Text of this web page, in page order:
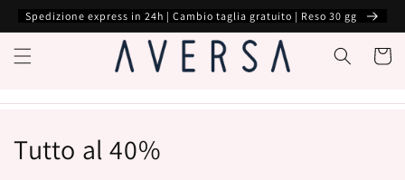
Skip to
content
Spedizione express in 24h | Cambio taglia gratuito | Reso 30 gg
Cart
C
Tutto al 40%